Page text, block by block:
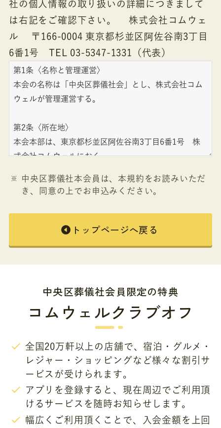
社の個人情報の取り扱いの詳細につきまして
は右記をご確認下さい。 株式会社コムウェ
ル 〒166-0004 東京都杉並区阿佐谷南3丁目
6番1号 TEL 03-5347-1331（代表）
中央区葬儀社本会員は、本規約をお読みいただ
き、同意の上でお申込みください。
トップページへ戻る
中央区葬儀社会員限定の特典
コムウェルクラブオフ
全国20万軒以上の店舗で、宿泊・グルメ・
レジャー・ショッピングなど様々な割引サ
ービスが受けられます。
アプリを登録すると、現在周辺でご利用頂
けるサービスを随時お知らせします。
幅広くご利用頂くことで、入会金額を上回